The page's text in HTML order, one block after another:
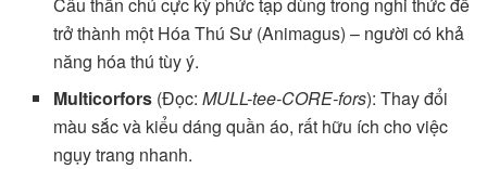
Câu thần chú cực kỳ phức tạp dùng trong nghi thức để
trở thành một Hóa Thú Sư (Animagus) – người có khả
năng hóa thú tùy ý.
Multicorfors (Đọc:MULL-tee-CORE-fors): Thay đổi
màu sắc và kiểu dáng quần áo, rất hữu ích cho việc
ngụy trang nhanh.